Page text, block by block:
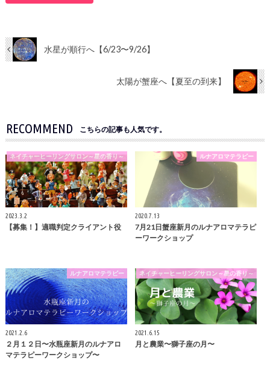
水星が順行へ【6/23〜9/26】
太陽が蟹座へ【夏至の到来】
RECOMMEND こちらの記事も人気です。
ネイチャーヒーリングサロン～星の香り～
2023.3.2
【募集！】適職判定クライアント役
ルナアロマテラピー
2020.7.13
7月21日蟹座新月のルナアロマテラピ
ーワークショップ
ルナアロマテラピー
2021.2.6
２月１２日〜水瓶座新月のルナアロ
マテラピーワークショップ〜
ネイチャーヒーリングサロン～星の香り～
2021.6.15
月と農業〜獅子座の月〜